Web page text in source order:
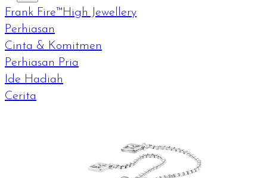
Frank Fire™High Jewellery
Perhiasan
Cinta & Komitmen
Perhiasan Pria
Ide Hadiah
Cerita